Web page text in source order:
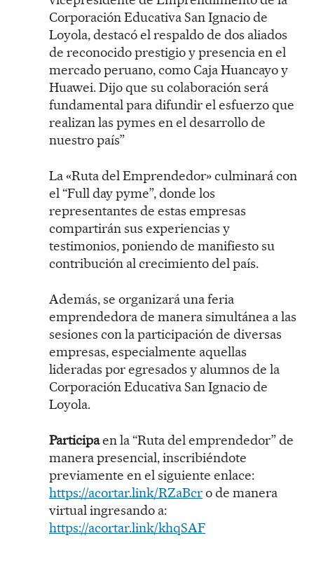
Corporación Educativa San Ignacio de
Loyola, destacó el respaldo de dos aliados
de reconocido prestigio y presencia en el
mercado peruano, como Caja Huancayo y
Huawei. Dijo que su colaboración será
fundamental para difundir el esfuerzo que
realizan las pymes en el desarrollo de
nuestro país”
La «Ruta del Emprendedor» culminará con
el “Full day pyme”, donde los
representantes de estas empresas
compartirán sus experiencias y
testimonios, poniendo de manifiesto su
contribución al crecimiento del país.
Además, se organizará una feria
emprendedora de manera simultánea a las
sesiones con la participación de diversas
empresas, especialmente aquellas
lideradas por egresados y alumnos de la
Corporación Educativa San Ignacio de
Loyola.
Participaen la “Ruta del emprendedor” de
manera presencial, inscribiéndote
previamente en el siguiente enlace:
https://acortar.link/RZaBcro de manera
virtual ingresando a:
https://acortar.link/khqSAF